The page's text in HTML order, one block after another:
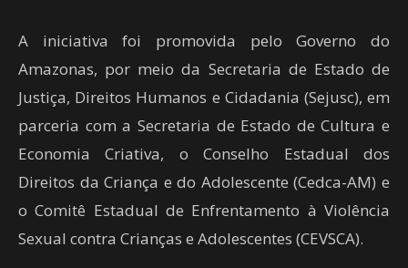
A iniciativa foi promovida pelo Governo do
Amazonas, por meio da Secretaria de Estado de
Justiça, Direitos Humanos e Cidadania (Sejusc), em
parceria com a Secretaria de Estado de Cultura e
Economia Criativa, o Conselho Estadual dos
Direitos da Criança e do Adolescente (Cedca-AM) e
o Comitê Estadual de Enfrentamento à Violência
Sexual contra Crianças e Adolescentes (CEVSCA).